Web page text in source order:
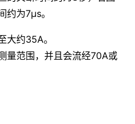
约为7μs。
大约35A。
量范围，并且会流经70A或